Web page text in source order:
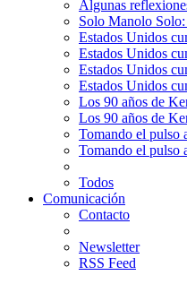
Algunas
Solo Manolo Solo:
Estados Unidos
Estados Unidos
Estados Unidos
Estados Unidos
Los 90 años de
Los 90 años de
Tomando el
Tomando el pulso
Todos
Comunicación
Contacto
Newsletter
RSS Feed